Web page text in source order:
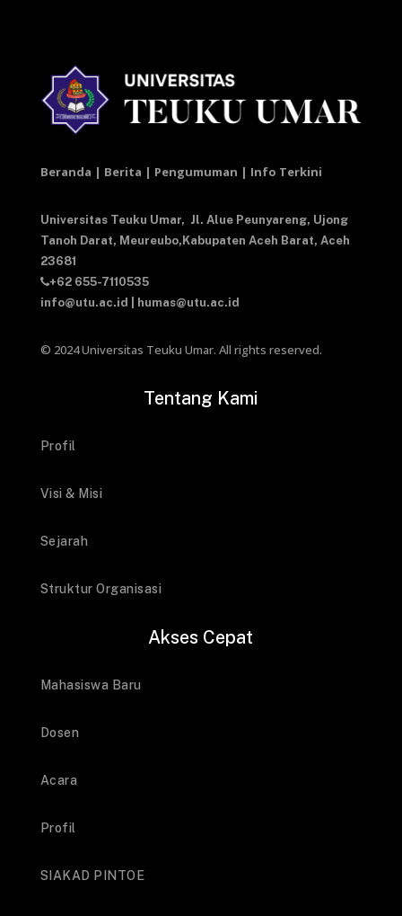
Beranda | Berita | Pengumuman | Info Terkini
Universitas Teuku Umar, Jl. Alue Peunyareng, Ujong
Tanoh Darat, Meureubo,Kabupaten Aceh Barat, Aceh
23681
+62 655-7110535
info@utu.ac.id
humas@utu.ac.id
© 2024 Universitas Teuku Umar. All rights reserved.
Tentang Kami
Profil
Visi & Misi
Sejarah
Struktur Organisasi
Akses Cepat
Mahasiswa Baru
Dosen
Acara
Profil
SIAKAD PINTOE